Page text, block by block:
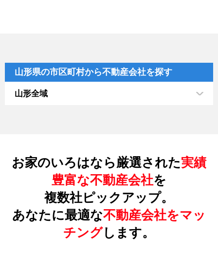
山形県の市区町村から不動産会社を探す
山形全域
お家のいろはなら厳選された実績
豊富な不動産会社を
複数社ピックアップ。
あなたに最適な不動産会社をマッ
チングします。